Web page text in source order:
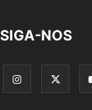
SIGA-NOS